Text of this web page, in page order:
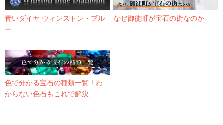
青いダイヤ ウィンストン・ブル
ー
なぜ御徒町が宝石の街なのか
色で分かる宝石の種類一覧！わ
からない色石もこれで解決